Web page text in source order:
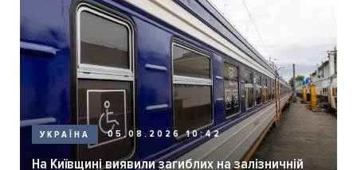
УКРАЇНА 05.08.2026 10:42
На Київщині виявили загиблих на залізничній